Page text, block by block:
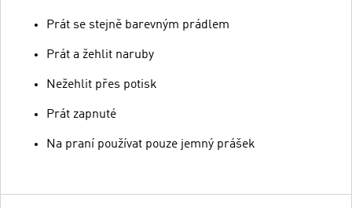
Prát se stejně barevným prádlem
Prát a žehlit naruby
Nežehlit přes potisk
Prát zapnuté
Na praní používat pouze jemný prášek